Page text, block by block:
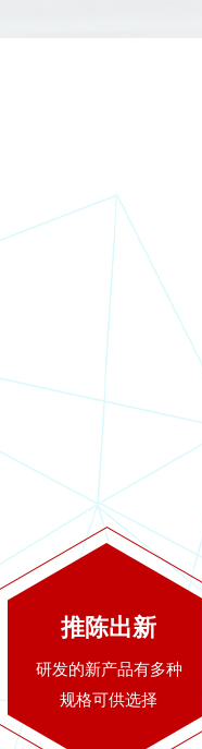
推陈出新
研发的新产品有多种
规格可供选择